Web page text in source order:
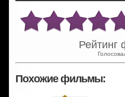
Рейтинг
Похожие фильмы: